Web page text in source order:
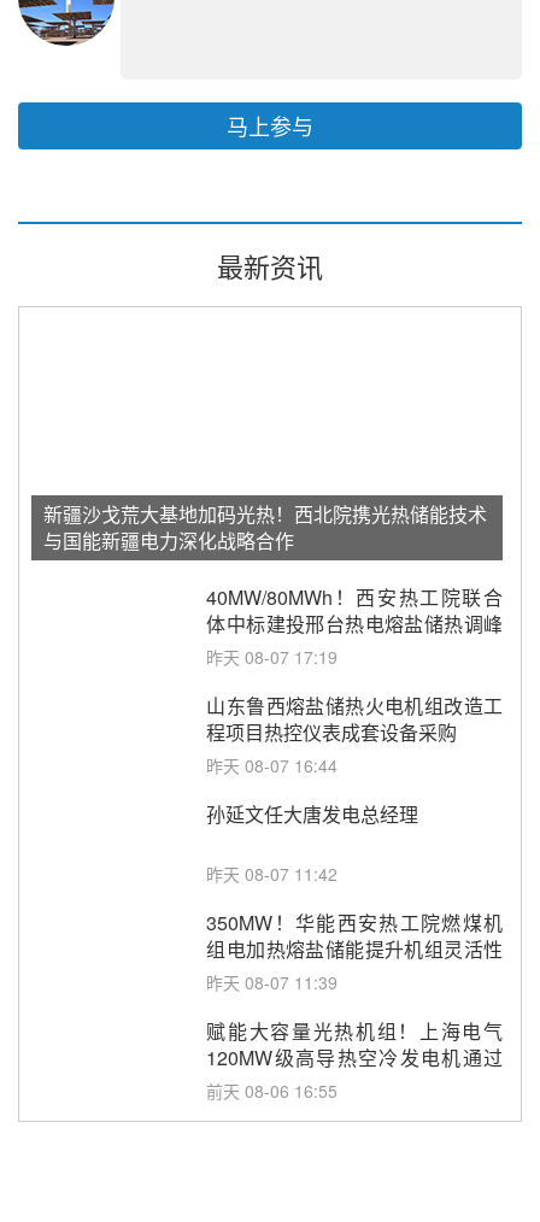
马上参与
最新资讯
新疆沙戈荒大基地加码光热！西北院携光热储能技术
与国能新疆电力深化战略合作
40MW/80MWh！西安热工院联合
体中标建投邢台热电熔盐储热调峰
调频改造EPC项目
昨天 08-07 17:19
山东鲁西熔盐储热火电机组改造工
程项目热控仪表成套设备采购
昨天 08-07 16:44
孙延文任大唐发电总经理
昨天 08-07 11:42
350MW！华能西安热工院燃煤机
组电加热熔盐储能提升机组灵活性
改造项目初步设计第三方评审服务
昨天 08-07 11:39
赋能大容量光热机组！上海电气
120MW级高导热空冷发电机通过
型式试验
前天 08-06 16:55